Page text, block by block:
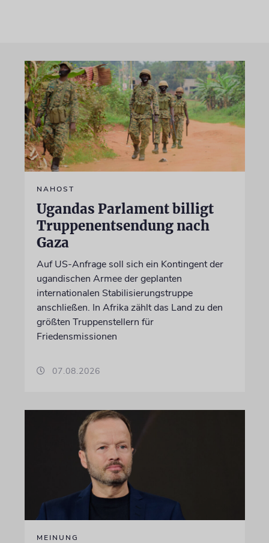
NAHOST
Ugandas Parlament billigt
Truppenentsendung nach
Gaza
Auf US-Anfrage soll sich ein Kontingent der
ugandischen Armee der geplanten
internationalen Stabilisierungstruppe
anschließen. In Afrika zählt das Land zu den
größten Truppenstellern für
Friedensmissionen
07.08.2026
MEINUNG